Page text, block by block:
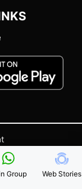
and Conditions
Group Web Stories